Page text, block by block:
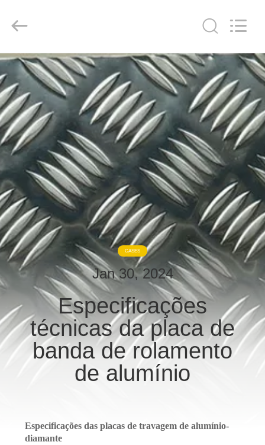
PARA
CASA
PRODUTOS
VÍDEOS
SOBRE
NÓS
VISITA
À
FÁBRICA
CONTROLE
DE
QUALIDADE
NOS
STEEL
CO.,LTD.
Reserved.
CASES
Jan 30, 2024
Especificações
técnicas da placa de
banda de rolamento
de alumínio
Especificações das placas de travagem de alumínio-
diamante